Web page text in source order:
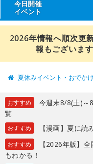
今日開催
イベント
2026年情報へ順次更
報もございま
夏休みイベント・おでか
おすすめ
今週末8/8(土)～
覧
おすすめ 【漫画】夏に
おすすめ
【2026年版】
もわかる！